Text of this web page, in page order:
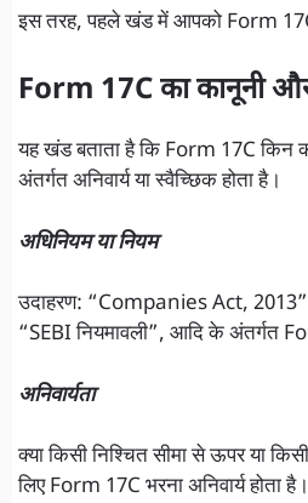
इस तरह, पहले खंड में आपको Form 17C
Form 17C का कानूनी
यह खंड बताता है कि Form 17C किन
अंतर्गत अनिवार्य या स्वैच्छिक होता है।
अधिनियम या नियम
उदाहरण: “Companies Act,
“SEBI नियमावली”, आदि के अंतर्गत
अनिवार्यता
क्या किसी निश्चित सीमा से ऊपर या
लिए Form 17C भरना अनिवार्य होता है।